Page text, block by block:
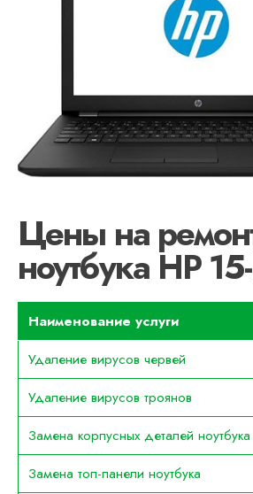
Цены на
ноутбука HP
Наименование услуги
Удаление вирусов червей
Удаление вирусов троянов
Замена корпусных деталей ноутбука
Замена топ-панели ноутбука